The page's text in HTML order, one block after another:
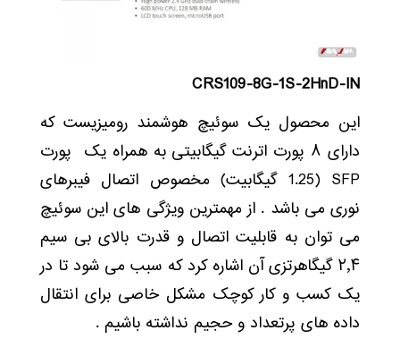
CRS109-8G-1S-2HnD-IN
این محصول یک سوئیچ هوشمند رومیزیست که
دارای ۸ پورت اترنت گیگابیتی به همراه یک پورت
SFP (1.25 گیگابیت) مخصوص اتصال فیبرهای
نوری می باشد . از مهمترین ویژگی های این سوئیچ
می توان به قابلیت اتصال و قدرت بالای بی سیم
۲٫۴ گیگاهرتزی آن اشاره کرد که سبب می شود تا در
یک کسب و کار کوچک مشکل خاصی برای انتقال
داده های پرتعداد و حجیم نداشته باشیم .